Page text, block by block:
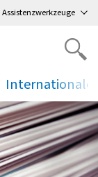
Assistenzwerkzeuge
.